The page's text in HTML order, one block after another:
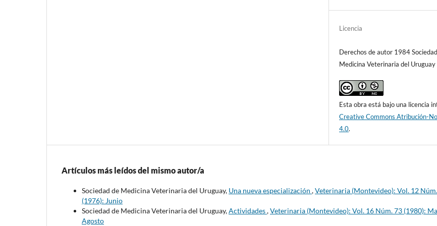
Licencia
Derechos de autor 1984
Medicina Veterinaria del Uruguay
Esta obra está bajo una licencia
Creative Commons Atribución-
4.0.
Artículos más leídos del mismo autor/a
Sociedad de Medicina Veterinaria del Uruguay, Una nueva especialización ,Veterinaria (Montevideo): Vol. 12
(1976): Junio
Sociedad de Medicina Veterinaria del Uruguay,Actividades,Veterinaria (Montevideo): Vol. 16 Núm. 73 (1980):
Agosto